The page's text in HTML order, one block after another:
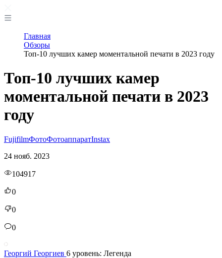
Главная
Обзоры
Топ-10 лучших камер моментальной печати в 2023 году
Топ-10 лучших камер
моментальной печати в 2023
году
FujifilmФотоФотоаппаратInstax
24 нояб. 2023
104917
0
0
0
Георгий Георгиев 6 уровень: Легенда